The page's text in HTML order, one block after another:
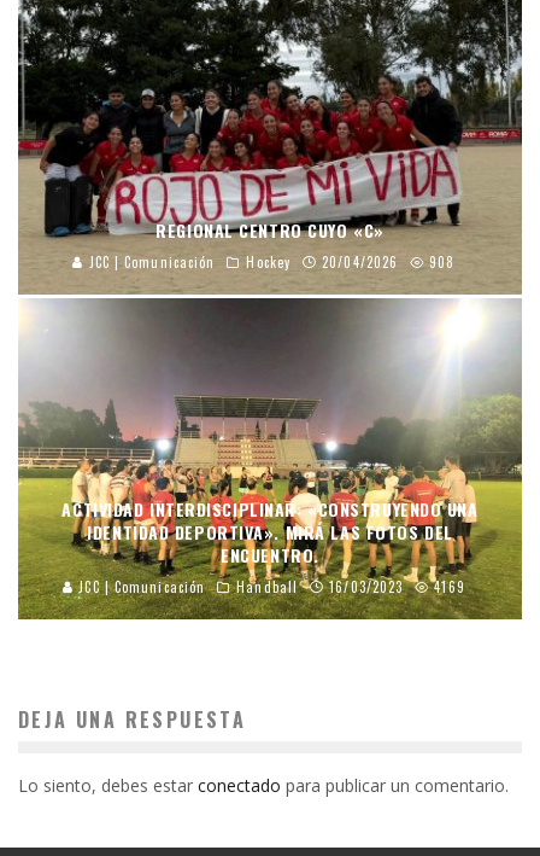
REGIONAL CENTRO CUYO «C»
JCC | Comunicación Hockey 20/04/2026 908
ACTIVIDAD INTERDISCIPLINAR: «CONSTRUYENDO UNA
IDENTIDAD DEPORTIVA». MIRÁ LAS FOTOS DEL
ENCUENTRO.
JCC | Comunicación Handball 16/03/2023 4169
DEJA UNA RESPUESTA
Lo siento, debes estar conectado para publicar un comentario.